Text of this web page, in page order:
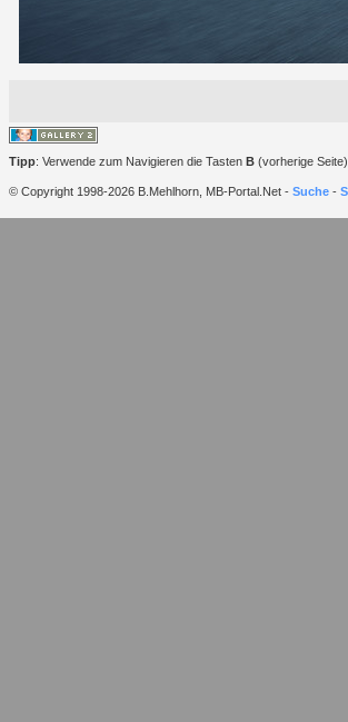
Tipp: Verwende zum Navigieren die Tasten B (vorherige
© Copyright 1998-2026 B.Mehlhorn, MB-Portal.Net - Suche -